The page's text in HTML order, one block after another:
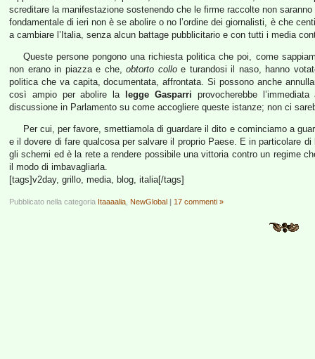
screditare la manifestazione sostenendo che le firme raccolte non
fondamentale di ieri non è se abolire o no l’ordine dei giornalisti, è che
a cambiare l’Italia, senza alcun battage pubblicitario e con tutti i media
Queste persone pongono una richiesta politica che poi, come
non erano in piazza e che, obtorto colloe turandosi il naso, hanno
politica che va capita, documentata, affrontata. Si possono anche
così ampio per abolire la
legge Gasparri provocherebbe
discussione in Parlamento su come accogliere queste istanze; non ci
Per cui, per favore, smettiamola di guardare il dito e cominciamo a
e il dovere di fare qualcosa per salvare il proprio Paese. E in particolare
gli schemi ed è la rete a rendere possibile una vittoria contro un regime
il modo di imbavagliarla.
[tags]v2day, grillo, media, blog, italia[/tags]
Pubblicato nella categoria Itaaaalia NewGlobal | 17 commenti »